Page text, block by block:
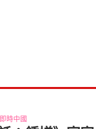
即時中國